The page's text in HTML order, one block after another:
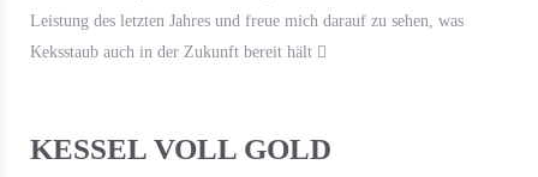
Leistung des letzten Jahres und freue mich darauf zu sehen, was
Keksstaub auch in der Zukunft bereit hält 
KESSEL VOLL GOLD